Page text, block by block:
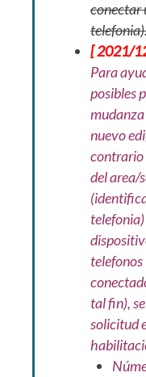
conectar
[ 2021/
Para
posibles
mudanza
nuevo
contrario
del area/
telefonos
tal fin),
solicitud